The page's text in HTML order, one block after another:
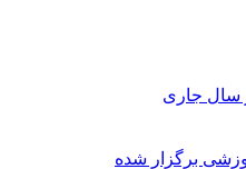
جاری
برگزار شده